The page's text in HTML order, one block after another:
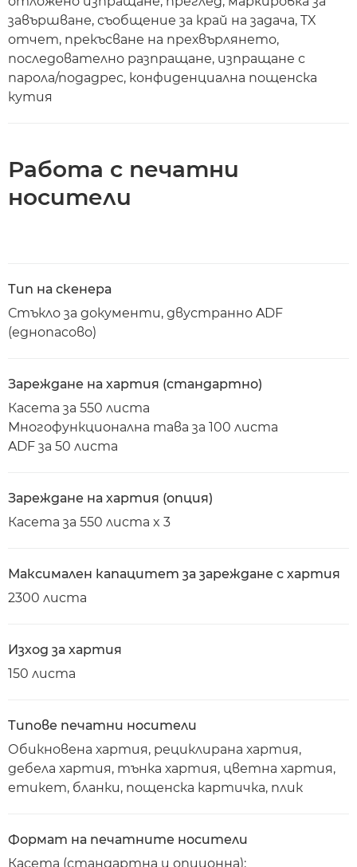
завършване, съобщение за край на задача, TX
отчет, прекъсване на прехвърлянето,
последователно разпращане, изпращане с
парола/подадрес, конфиденциална пощенска
кутия
Работа с печатни
носители
Тип на скенера
Стъкло за документи, двустранно ADF
(еднопасово)
Зареждане на хартия (стандартно)
Касета за 550 листа
Многофункционална тава за 100 листа
ADF за 50 листа
Зареждане на хартия (опция)
Касета за 550 листа x 3
Максимален капацитет за зареждане с хартия
2300 листа
Изход за хартия
150 листа
Типове печатни носители
Обикновена хартия, рециклирана хартия,
дебела хартия, тънка хартия, цветна хартия,
етикет, бланки, пощенска картичка, плик
Формат на печатните носители
Касета (стандартна и опционна):